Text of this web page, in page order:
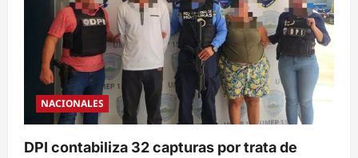
NACIONALES
DPI contabiliza 32 capturas por trata de